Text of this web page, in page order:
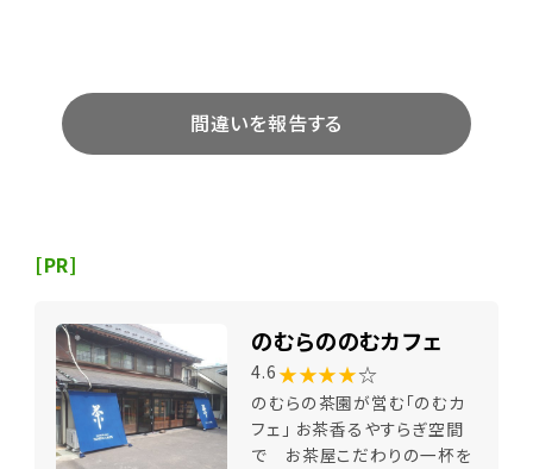
間違いを報告する
[PR]
のむらののむカフェ
4.6 ★★★★☆
のむらの茶園が営む「のむカ
フェ」 お茶香るやすらぎ空間
で お茶屋こだわりの一杯を